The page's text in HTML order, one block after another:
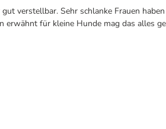
verstellbar. Sehr schlanke Frauen
für kleine Hunde mag das alles